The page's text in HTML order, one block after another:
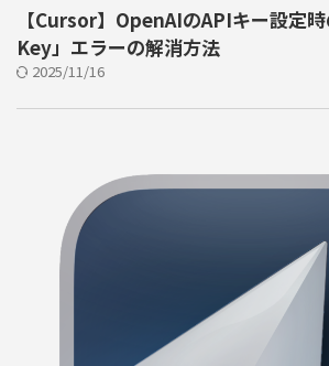
【Cursor】OpenAIのAPIキー設定
Key」エラーの解消方法
2025/11/16